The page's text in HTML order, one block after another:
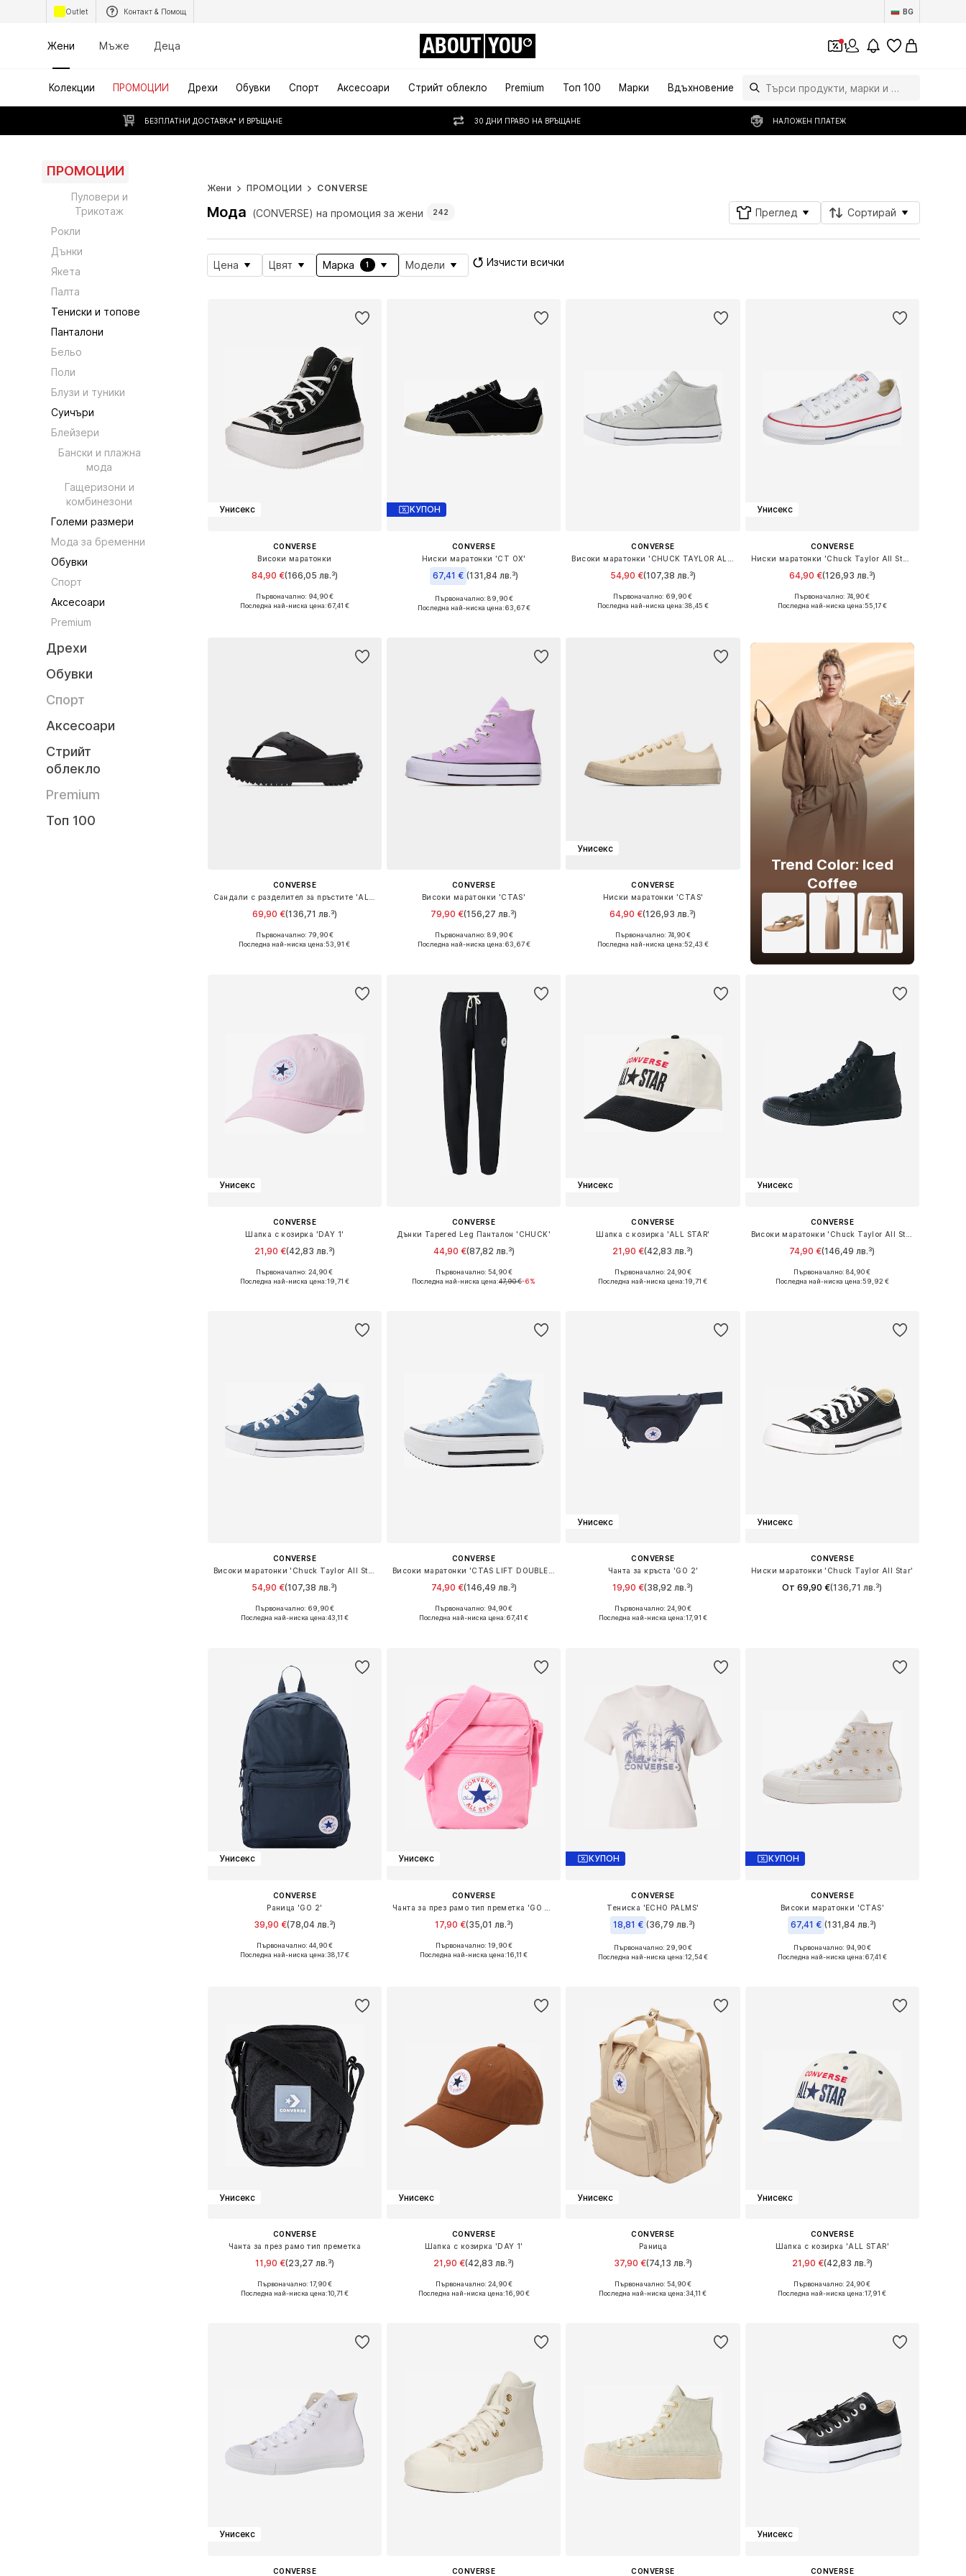
Outlet Контакт & Помощ BG
Жени Мъже Деца ABOUT YOU 1
Колекции ПРОМОЦИИ Дрехи Обувки Спорт Аксесоари Стрийт облекло Premium Топ 100 Марки Вдъхновение
БЕЗПЛАТНИ ДОСТАВКА* И ВРЪЩАНЕ 30 ДНИ ПРАВО НА ВРЪЩАНЕ НАЛОЖЕН ПЛАТЕЖ
ПРОМОЦИИ
Пуловери и
Трикотаж
Рокли
Дънки
Якета
Палта
Тениски и топове
Панталони
Бельо
Поли
Блузи и туники
Суичъри
Блейзери
Бански и плажна
мода
Гащеризони и
комбинезони
Големи размери
Мода за бременни
Обувки
Спорт
Аксесоари
Premium
Дрехи
Обувки
Спорт
Аксесоари
Стрийт
облекло
Premium
Топ 100
Жени
ПРОМОЦИИ CONVERSE
Мода (CONVERSE) на промоция за жени 242 Преглед Сортирай
Цена Цвят Марка 1 Модели Изчисти всички
Унисекс
CONVERSE
Високи маратонки
84,90 €(166,05 лв.³)
Предлага се в много размери
Първоначално: 94,90 €
Последна най-ниска цена:67,41 €
КУПОН
CONVERSE
Ниски маратонки 'CT OX'
67,41 € (131,84 лв.³)
Предлага се в много размери
Първоначално: 89,90 €
Последна най-ниска цена:63,67 €
CONVERSE
54,90 €(107,38 лв.³)
Предлага се в много размери
Първоначално: 69,90 €
Последна най-ниска цена:38,45 €
Унисекс
CONVERSE
64,90 €(126,93 лв.³)
Предлага се в много размери
Първоначално: 74,90 €
Последна най-ниска цена:55,17 €
CONVERSE
69,90 €(136,71 лв.³)
Предлага се в много размери
Първоначално: 79,90 €
Последна най-ниска цена:53,91 €
CONVERSE
Високи маратонки 'CTAS'
79,90 €(156,27 лв.³)
Предлага се в много размери
Първоначално: 89,90 €
Последна най-ниска цена:63,67 €
Унисекс
CONVERSE
Ниски маратонки 'CTAS'
64,90 €(126,93 лв.³)
Предлага се в много размери
Първоначално: 74,90 €
Последна най-ниска цена:52,43 €
Trend Color: Iced
Coffee
Унисекс
CONVERSE
Шапка с козирка 'DAY 1'
21,90 €(42,83 лв.³)
+1
Налични размери: 55-60
Първоначално: 24,90 €
Последна най-ниска цена:19,71 €
CONVERSE
Дънки Tapered Leg Панталон 'CHUCK'
44,90 €(87,82 лв.³)
Налични размери: 32, 34, 36, 38, 40, 42
Първоначално: 54,90 €
Последна най-ниска цена:47,90 €-6%
Унисекс
CONVERSE
Шапка с козирка 'ALL STAR'
21,90 €(42,83 лв.³)
Налични размери: 55-60
Първоначално: 24,90 €
Последна най-ниска цена:19,71 €
Унисекс
CONVERSE
74,90 €(146,49 лв.³)
Предлага се в много размери
Първоначално: 84,90 €
Последна най-ниска цена:59,92 €
CONVERSE
54,90 €(107,38 лв.³)
Предлага се в много размери
Първоначално: 69,90 €
Последна най-ниска цена:43,11 €
CONVERSE
74,90 €(146,49 лв.³)
Предлага се в много размери
Първоначално: 94,90 €
Последна най-ниска цена:67,41 €
Унисекс
CONVERSE
Чанта за кръста 'GO 2'
19,90 €(38,92 лв.³)
Налични размери: One Size
Първоначално: 24,90 €
Последна най-ниска цена:17,91 €
Унисекс
CONVERSE
Ниски маратонки 'Chuck Taylor All Star'
От 69,90 €(136,71 лв.³)
Унисекс
CONVERSE
Раница 'GO 2'
39,90 €(78,04 лв.³)
Налични размери: One Size
Първоначално: 44,90 €
Последна най-ниска цена:38,17 €
Унисекс
CONVERSE
17,90 €(35,01 лв.³)
Налични размери: One Size
Първоначално: 19,90 €
Последна най-ниска цена:16,11 €
КУПОН
CONVERSE
Тениска 'ECHO PALMS'
18,81 € (36,79 лв.³)
Налични размери: S, M, L, XL
Първоначално: 29,90 €
Последна най-ниска цена:12,54 €
КУПОН
CONVERSE
Високи маратонки 'CTAS'
67,41 € (131,84 лв.³)
Предлага се в много размери
Първоначално: 94,90 €
Последна най-ниска цена:67,41 €
Унисекс
CONVERSE
Чанта за през рамо тип преметка
11,90 €(23,27 лв.³)
Налични размери: One Size
Първоначално: 17,90 €
Последна най-ниска цена:10,71 €
Унисекс
CONVERSE
Шапка с козирка 'DAY 1'
21,90 €(42,83 лв.³)
+1
Налични размери: 55-60
Първоначално: 24,90 €
Последна най-ниска цена:16,90 €
Унисекс
CONVERSE
Раница
37,90 €(74,13 лв.³)
Налични размери: One Size
Първоначално: 54,90 €
Последна най-ниска цена:34,11 €
Унисекс
CONVERSE
Шапка с козирка 'ALL STAR'
21,90 €(42,83 лв.³)
Налични размери: 55-60
Първоначално: 24,90 €
Последна най-ниска цена:17,91 €
Унисекс
CONVERSE CONVERSE CONVERSE
Унисекс
CONVERSE